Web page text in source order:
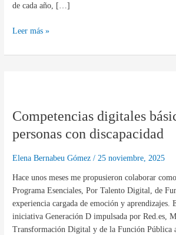
de cada año, […]
Leer más »
Competencias digitales
personas con discapacidad
Elena Bernabeu Gómez/ 25 noviembre, 2025
Hace unos meses me propusieron colaborar
Programa Esenciales, Por Talento Digital, de
experiencia cargada de emoción y aprendizajes.
iniciativa Generación D impulsada por Red.es,
Transformación Digital y de la Función Pública
básicas
personas